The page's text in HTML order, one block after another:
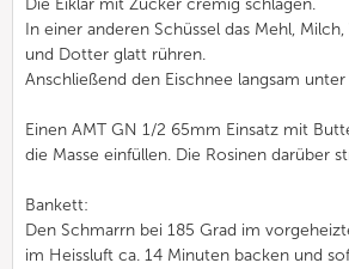
Die Eiklar mit Zucker cremig schlagen.
In einer anderen Schüssel das Mehl,
und Dotter glatt rühren.
Anschließend den Eischnee langsam
Einen AMT GN 1/2 65mm Einsatz mit
die Masse einfüllen. Die Rosinen darüber
Bankett:
Den Schmarrn bei 185 Grad im
im Heissluft ca. 14 Minuten backen und